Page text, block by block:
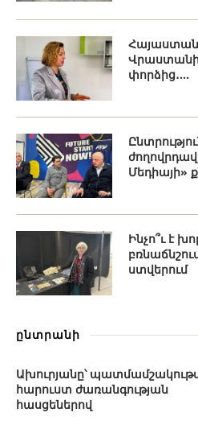
փորձից․...
Մեդիայի»
Ինչո՞ւ է
ստվերում
ընտրանի
Ախուրյանը՝
հարուստ ժառանգության
հասցեներով